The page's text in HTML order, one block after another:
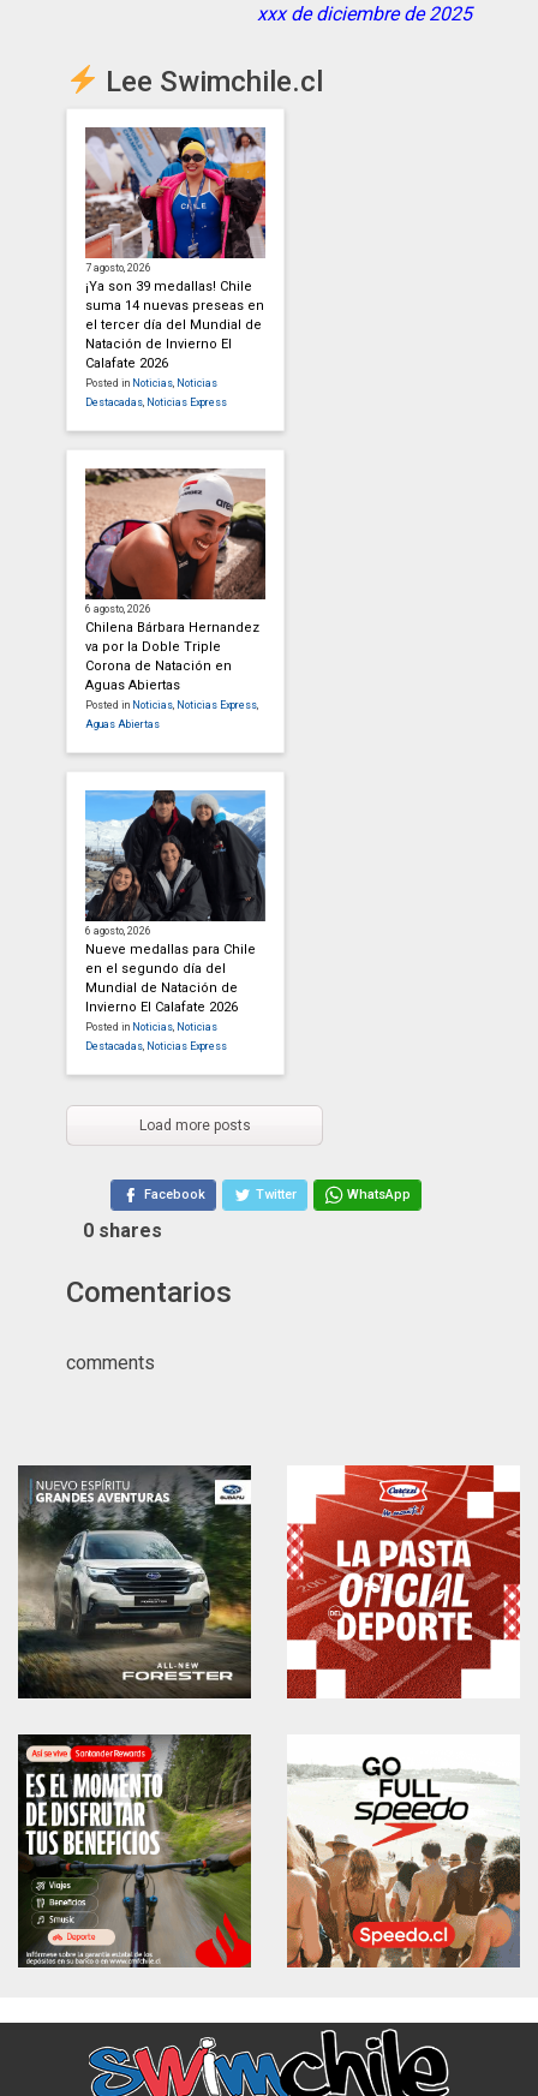
xxx de diciembre de 2025
Lee Swimchile.cl
7 agosto, 2026
¡Ya son 39 medallas! Chile
suma 14 nuevas preseas en
el tercer día del Mundial de
Natación de Invierno El
Calafate 2026
Posted in Noticias, Noticias
Destacadas, Noticias Express
6 agosto, 2026
Chilena Bárbara Hernandez
va por la Doble Triple
Corona de Natación en
Aguas Abiertas
Posted in Noticias, Noticias Express,
Aguas Abiertas
6 agosto, 2026
Nueve medallas para Chile
en el segundo día del
Mundial de Natación de
Invierno El Calafate 2026
Posted in Noticias, Noticias
Destacadas, Noticias Express
Load more posts
Facebook Twitter WhatsApp
0 shares
Comentarios
comments